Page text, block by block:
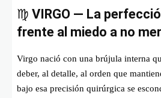
♍ VIRGO — La
frente al miedo a no
Virgo nació con una brújula interna
deber, al detalle, al orden que
bajo esa precisión quirúrgica se